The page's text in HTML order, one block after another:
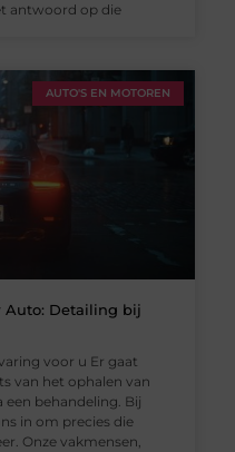
antwoord op die
AUTO'S EN MOTOREN
Auto: Detailing bij
voor u Er gaat
van het ophalen van
een behandeling. Bij
in om precies die
Onze vakmensen,